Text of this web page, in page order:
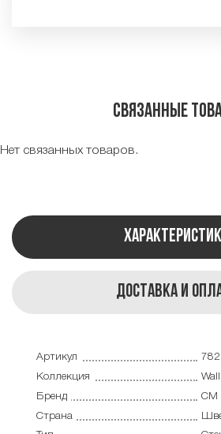
Связанные
Нет связанных товаров.
Доставка и
Артикул
Коллекция
Wall
Бренд
CM
Страна